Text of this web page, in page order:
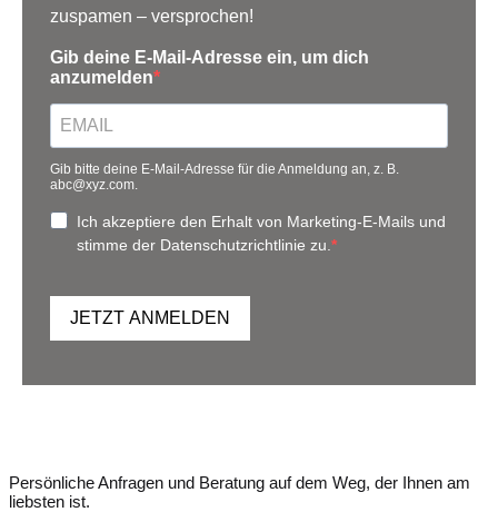
zuspamen – versprochen!
Gib deine E-Mail-Adresse ein, um dich
anzumelden
Gib bitte deine E-Mail-Adresse für die Anmeldung an, z. B.
abc@xyz.com.
Ich akzeptiere den Erhalt von Marketing-E-Mails und
stimme der Datenschutzrichtlinie zu.
JETZT ANMELDEN
Persönliche Anfragen und Beratung auf dem Weg, der Ihnen am
liebsten ist.